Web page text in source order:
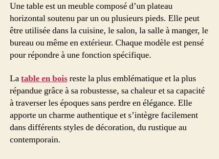
Une table est un meuble composé d’un plateau
horizontal soutenu par un ou plusieurs pieds. Elle peut
être utilisée dans la cuisine, le salon, la salle à manger, le
bureau ou même en extérieur. Chaque modèle est pensé
pour répondre à une fonction spécifique.
Latable en boisreste la plus emblématique et la plus
répandue grâce à sa robustesse, sa chaleur et sa capacité
à traverser les époques sans perdre en élégance. Elle
apporte un charme authentique et s’intègre facilement
dans différents styles de décoration, du rustique au
contemporain.